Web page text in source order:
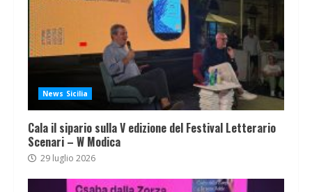
News Sicilia
Cala il sipario sulla V edizione del Festival Letterario
Scenari – W Modica
29 luglio 2026